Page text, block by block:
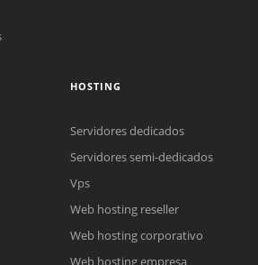
Reunión online
un correo electrónico con el enlace a
Chat Online
HOSTING
Servidores dedicados
Servidores semi-dedicados
Vps
Web hosting reseller
Web hosting corporativo
Web hosting empresa